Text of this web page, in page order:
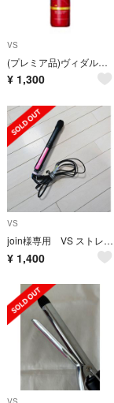
VS
(プレミア品)ヴィダルサスーン ニュアンスストレート ウォーター 9個
¥ 1,300
VS
join様専用 VS ストレートヘアアイロン YSI-1015/PJ
¥ 1,400